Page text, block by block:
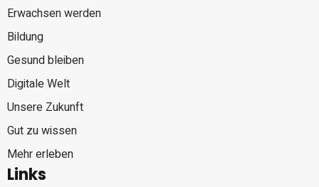
Erwachsen werden
Bildung
Gesund bleiben
Digitale Welt
Unsere Zukunft
Gut zu wissen
Mehr erleben
Links